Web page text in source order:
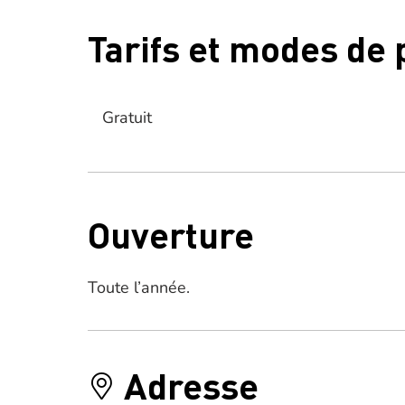
Tarifs et modes de
Gratuit
Ouverture
Toute l’année.
Adresse